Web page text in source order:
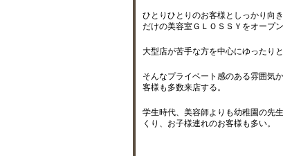
ひとりひとりのお客様としっかり向
だけの美容室ＧＬＯＳＳＹをオープン
大型店が苦手な方を中心にゆったり
そんなプライベート感のある雰囲気
客様も多数来店する。
学生時代、美容師よりも幼稚園の先
くり、お子様連れのお客様も多い。